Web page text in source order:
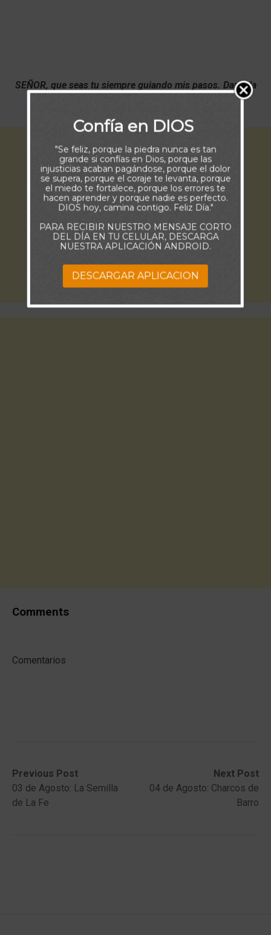
SEÑOR, que seas tu siempre guiando mis pasos. Dame la
Comments
Comentarios
Post
navigation
Previous Post
Previous
post:03 de Agosto: La Semilla
de La Fe
Next Post
Next
post:
04 de Agosto: Charcos de
Barro
Confía en DIOS
"Se feliz, porque la piedra nunca es tan
grande si confías en Dios, porque las
injusticias acaban pagándose, porque el dolor
se supera, porque el coraje te levanta, porque
el miedo te fortalece, porque los errores te
hacen aprender y porque nadie es perfecto.
DIOS hoy, camina contigo. Feliz Día."
PARA RECIBIR NUESTRO MENSAJE CORTO
DEL DÍA EN TU CELULAR, DESCARGA
NUESTRA APLICACIÓN ANDROID.
DESCARGAR APLICACION